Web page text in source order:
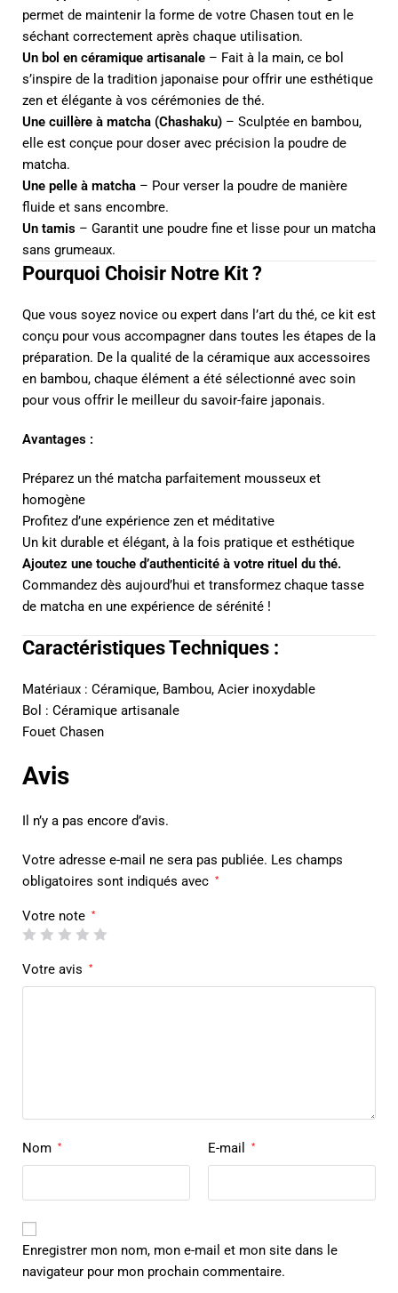
permet de maintenir la forme de votre Chasen tout en le
séchant correctement après chaque utilisation.
Un bol en céramique artisanale – Fait à la main, ce bol
s’inspire de la tradition japonaise pour offrir une esthétique
zen et élégante à vos cérémonies de thé.
Une cuillère à matcha (Chashaku) – Sculptée en bambou,
elle est conçue pour doser avec précision la poudre de
matcha.
Une pelle à matcha – Pour verser la poudre de manière
fluide et sans encombre.
Un tamis – Garantit une poudre fine et lisse pour un matcha
sans grumeaux.
Pourquoi Choisir Notre Kit ?
Que vous soyez novice ou expert dans l’art du thé, ce kit est
conçu pour vous accompagner dans toutes les étapes de la
préparation. De la qualité de la céramique aux accessoires
en bambou, chaque élément a été sélectionné avec soin
pour vous offrir le meilleur du savoir-faire japonais.
Avantages :
Préparez un thé matcha parfaitement mousseux et
homogène
Profitez d’une expérience zen et méditative
Un kit durable et élégant, à la fois pratique et esthétique
Ajoutez une touche d’authenticité à votre rituel du thé.
Commandez dès aujourd’hui et transformez chaque tasse
de matcha en une expérience de sérénité !
Caractéristiques Techniques :
Matériaux : Céramique, Bambou, Acier inoxydable
Bol : Céramique artisanale
Fouet Chasen
Avis
Il n’y a pas encore d’avis.
Votre adresse e-mail ne sera pas publiée. Les champs
obligatoires sont indiqués avec
*
Votre note *
Votre avis *
Nom * E-mail *
Enregistrer mon nom, mon e-mail et mon site dans le
navigateur pour mon prochain commentaire.